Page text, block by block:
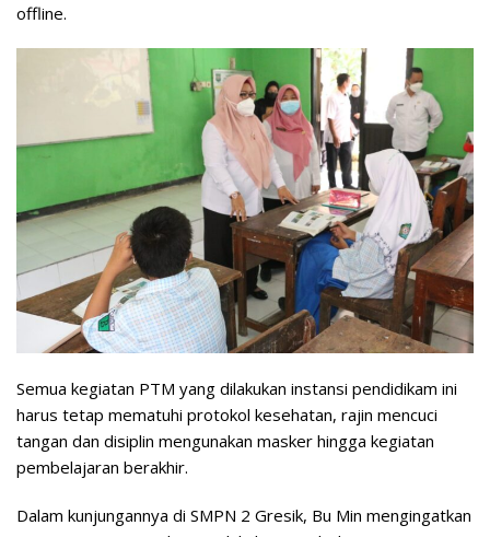
offline.
Semua kegiatan PTM yang dilakukan instansi pendidikam ini
harus tetap mematuhi protokol kesehatan, rajin mencuci
tangan dan disiplin mengunakan masker hingga kegiatan
pembelajaran berakhir.
Dalam kunjungannya di SMPN 2 Gresik, Bu Min mengingatkan